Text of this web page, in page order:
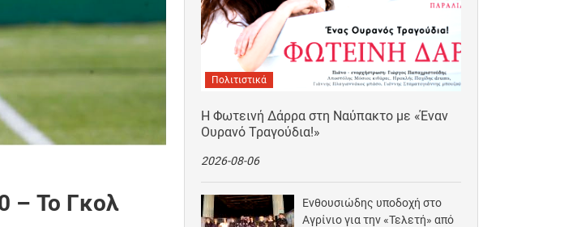
– Το Γκολ
Πολιτιστικά
Η Φωτεινή Δάρρα στη Ναύπακτο με «Έναν
Ουρανό Τραγούδια!»
2026-08-06
Ενθουσιώδης υποδοχή στο
Αγρίνιο για την «Τελετή» από